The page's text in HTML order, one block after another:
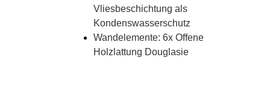
Vliesbeschichtung als
Kondenswasserschutz
Wandelemente: 6x Offene
Holzlattung Douglasie